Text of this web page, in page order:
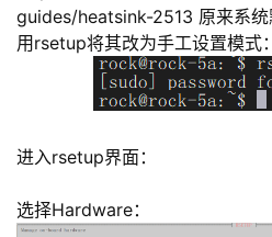
guides/heatsink-2513 原来系
用rsetup将其改为手工设置模式
进入rsetup界面：
选择Hardware：